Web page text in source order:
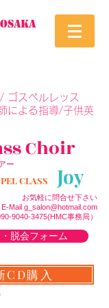
ゴスペルレッス
による指導/子供英
ss Choir
ー
CLASS Joy
お気軽に問合せ下さい
E-Mail g_salon@hotmail.com
9040-3475(HMC事務局）
脱会フォーム
購入